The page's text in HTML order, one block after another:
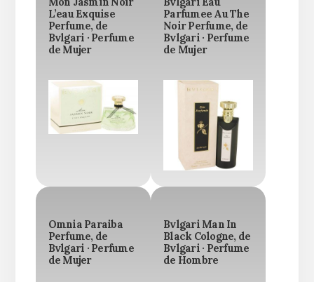
L’eau Exquise
Perfume, de
Bvlgari · Perfume
de Mujer
Parfumee Au The
Noir Perfume, de
Bvlgari · Perfume
de Mujer
Omnia Paraiba
Perfume, de
Bvlgari · Perfume
de Mujer
Bvlgari Man In
Black Cologne, de
Bvlgari · Perfume
de Hombre